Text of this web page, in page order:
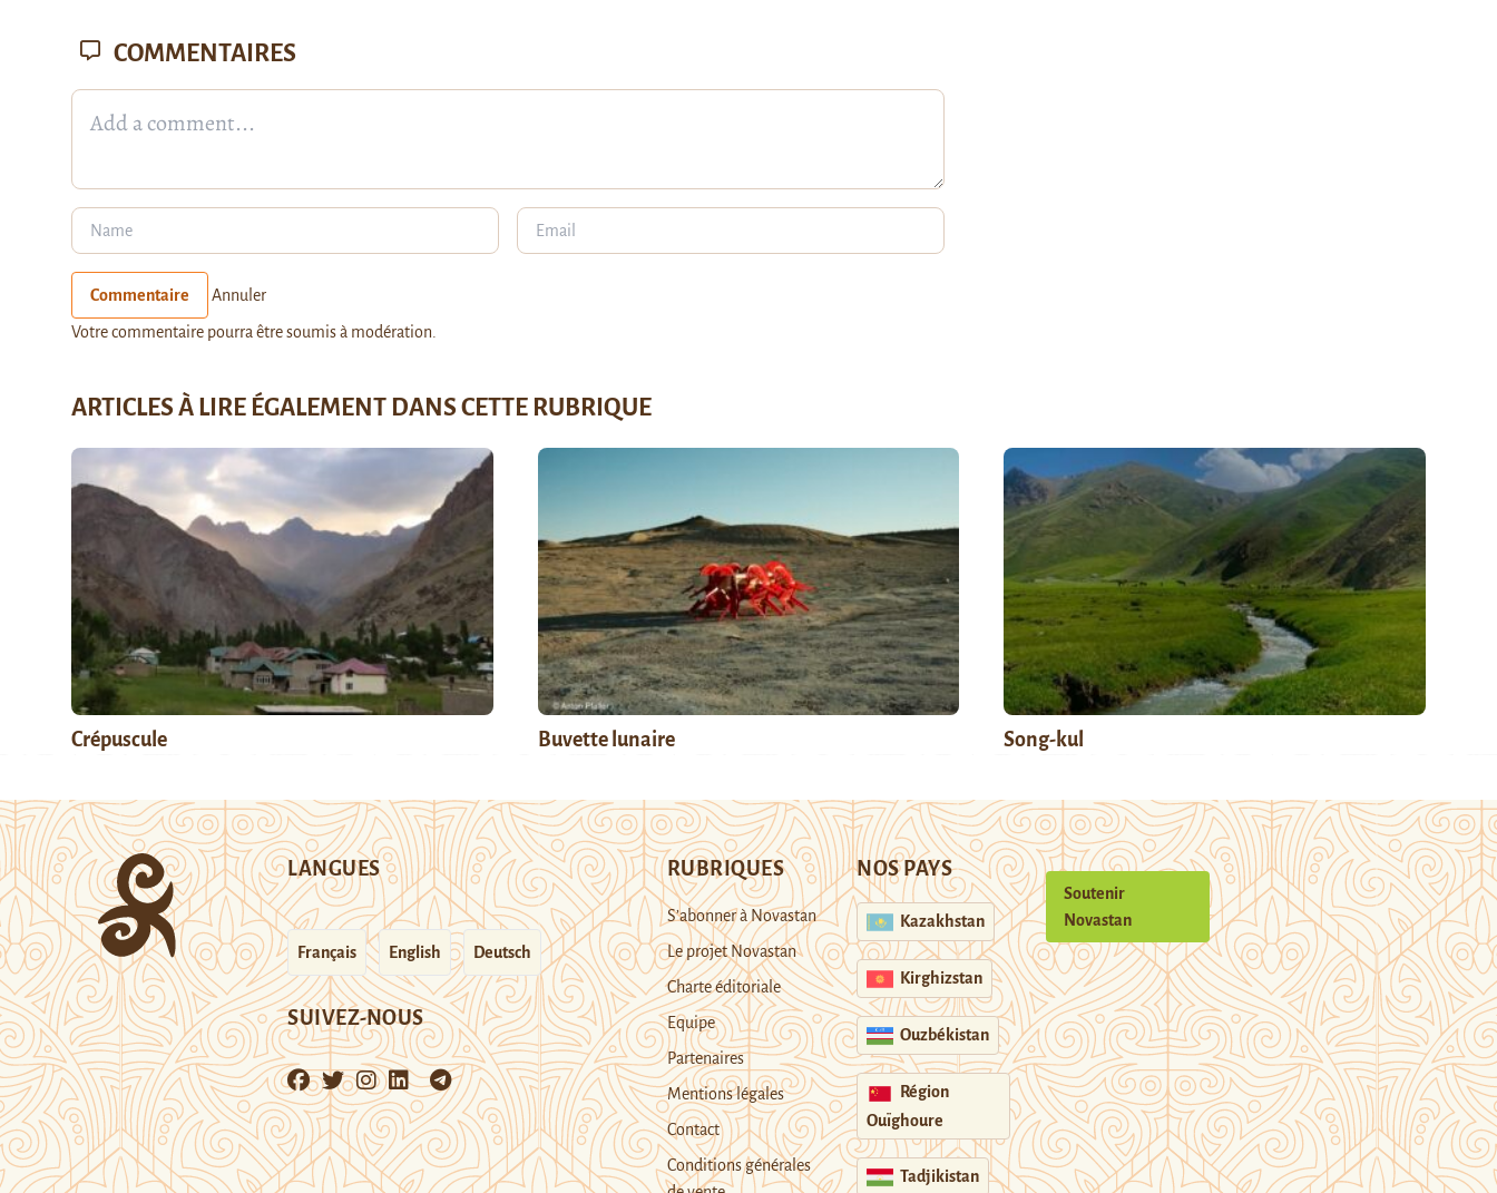
COMMENTAIRES
Commentaire Annuler
Votre commentaire pourra être soumis à modération.
ARTICLES À LIRE ÉGALEMENT DANS CETTE RUBRIQUE
Crépuscule Buvette lunaire Song-kul
LANGUES
Français English Deutsch
SUIVEZ-NOUS
RUBRIQUES
S’abonner à Novastan
Le projet Novastan
Charte éditoriale
Equipe
Partenaires
Mentions légales
Contact
Conditions générales
NOS PAYS
Kazakhstan
Kirghizstan
Ouzbékistan
Région
Ouïghoure
Tadjikistan
Soutenir
Novastan